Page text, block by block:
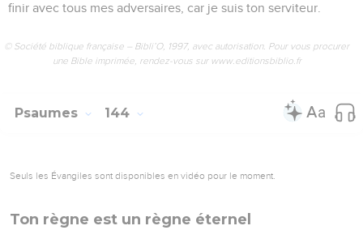
finir avec tous mes adversaires, car je suis ton serviteur.
© Société biblique française – Bibli’O, 1997, avec autorisation. Pour vous procurer
une Bible imprimée, rendez-vous sur www.editionsbiblio.fr
Psaumes 144
Seuls les Évangiles sont disponibles en vidéo pour le moment.
Ton règne est un règne éternel